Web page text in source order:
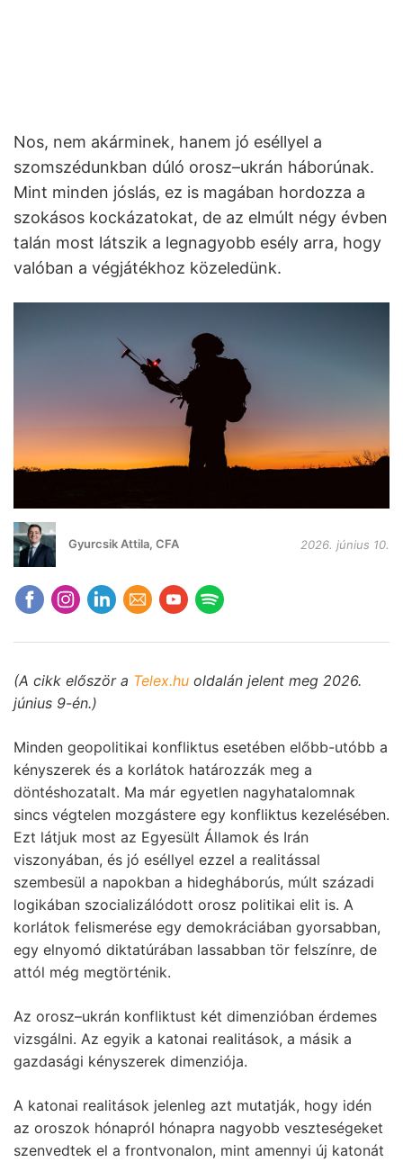
Nos, nem akárminek, hanem jó eséllyel a
szomszédunkban dúló orosz–ukrán háborúnak.
Mint minden jóslás, ez is magában hordozza a
szokásos kockázatokat, de az elmúlt négy évben
talán most látszik a legnagyobb esély arra, hogy
valóban a végjátékhoz közeledünk.
Gyurcsik Attila, CFA 2026. június 10.
(A cikk először a Telex.hu oldalán jelent meg 2026.
június 9-én.)
Minden geopolitikai konfliktus esetében előbb-utóbb a
kényszerek és a korlátok határozzák meg a
döntéshozatalt. Ma már egyetlen nagyhatalomnak
sincs végtelen mozgástere egy konfliktus kezelésében.
Ezt látjuk most az Egyesült Államok és Irán
viszonyában, és jó eséllyel ezzel a realitással
szembesül a napokban a hidegháborús, múlt századi
logikában szocializálódott orosz politikai elit is. A
korlátok felismerése egy demokráciában gyorsabban,
egy elnyomó diktatúrában lassabban tör felszínre, de
attól még megtörténik.
Az orosz–ukrán konfliktust két dimenzióban érdemes
vizsgálni. Az egyik a katonai realitások, a másik a
gazdasági kényszerek dimenziója.
A katonai realitások jelenleg azt mutatják, hogy idén
az oroszok hónapról hónapra nagyobb veszteségeket
szenvedtek el a frontvonalon, mint amennyi új katonát